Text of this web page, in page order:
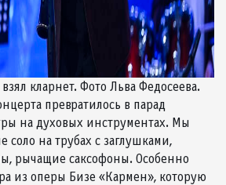
кларнет. Фото Льва Федосеева.
превратилось в парад
на духовых инструментах. Мы
на трубах с заглушками,
рычащие саксофоны. Особенно
из оперы Бизе «Кармен», которую